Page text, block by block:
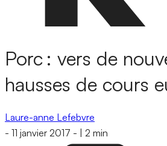
Porc : vers de
hausses de cours
Laure-anne Lefebvre
- 11 janvier 2017 - 2 min